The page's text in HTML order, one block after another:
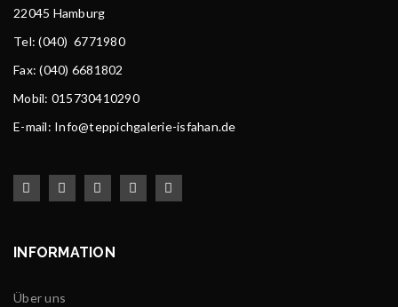
22045 Hamburg
Tel: (040) 6771980
Fax: (040) 6681802
Mobil: 015730410290
E-mail: Info@teppichgalerie-isfahan.de
INFORMATION
Über uns